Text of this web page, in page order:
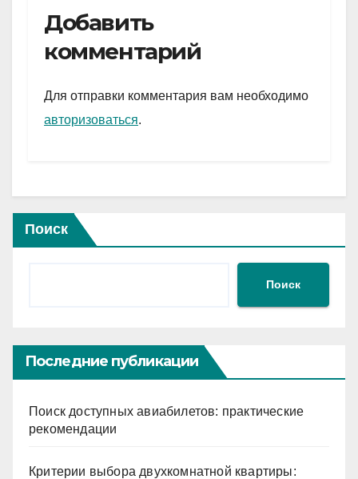
e
gr
a
m
er
s
A
p
и
Добавить
комментарий
Для отправки комментария вам необходимо
авторизоваться.
Поиск
Поиск
Последние публикации
Поиск доступных авиабилетов: практические
рекомендации
Критерии выбора двухкомнатной квартиры: